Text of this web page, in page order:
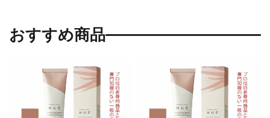
おすすめ商品